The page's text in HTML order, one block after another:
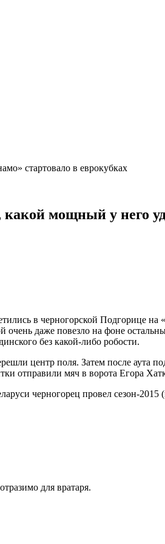
стартовало в еврокубках
мощный у него
в черногорской Подгорице
даже повезло на фоне
без какой-либо робости.
центр поля. Затем после аута
отправили мяч в ворота Егора
черногорец провел сезон-2015
для вратаря.